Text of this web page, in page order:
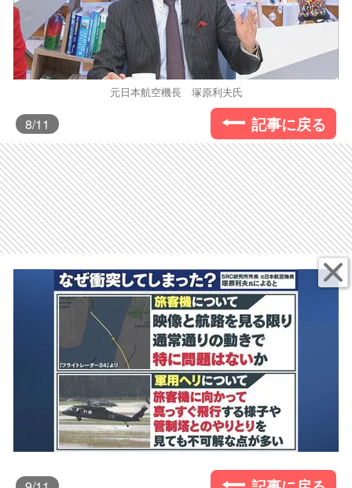
元日本航空機長 塚原利夫氏
8/11 記事に戻る